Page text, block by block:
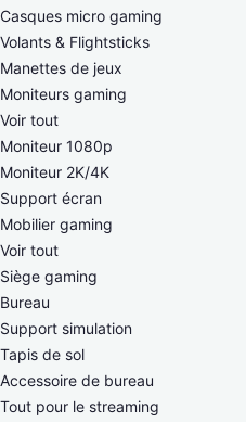
Casques micro gaming
Volants & Flightsticks
Manettes de jeux
Moniteurs gaming
Voir tout
Moniteur 1080p
Moniteur 2K/4K
Support écran
Mobilier gaming
Voir tout
Siège gaming
Bureau
Support simulation
Tapis de sol
Accessoire de bureau
Tout pour le streaming